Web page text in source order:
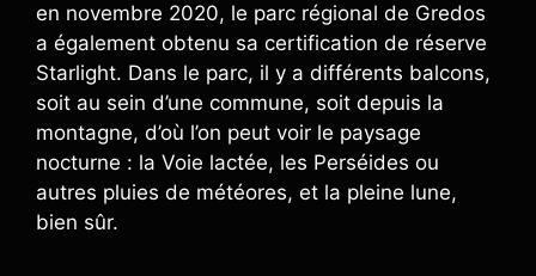
en novembre 2020, le parc régional de Gredos
a également obtenu sa certification de réserve
Starlight. Dans le parc, il y a différents balcons,
soit au sein d’une commune, soit depuis la
montagne, d’où l’on peut voir le paysage
nocturne : la Voie lactée, les Perséides ou
autres pluies de météores, et la pleine lune,
bien sûr.